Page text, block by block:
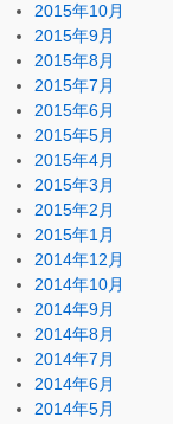
2015年10月
2015年9月
2015年8月
2015年7月
2015年6月
2015年5月
2015年4月
2015年3月
2015年2月
2015年1月
2014年12月
2014年10月
2014年9月
2014年8月
2014年7月
2014年6月
2014年5月